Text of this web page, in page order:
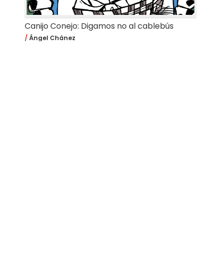
Canijo Conejo: Digamos no al cablebús
Ángel Chánez